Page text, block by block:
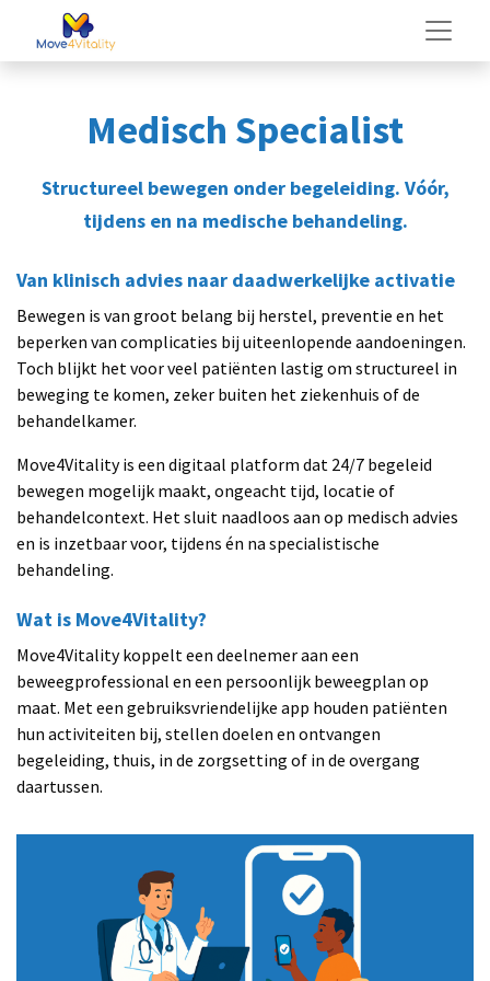
Medisch Specialist
Structureel bewegen onder begeleiding. Vóór,
tijdens en na medische behandeling.
Van klinisch advies naar daadwerkelijke activatie
Bewegen is van groot belang bij herstel, preventie en het
beperken van complicaties bij uiteenlopende aandoeningen.
Toch blijkt het voor veel patiënten lastig om structureel in
beweging te komen, zeker buiten het ziekenhuis of de
behandelkamer.
Move4Vitality is een digitaal platform dat 24/7 begeleid
bewegen mogelijk maakt, ongeacht tijd, locatie of
behandelcontext. Het sluit naadloos aan op medisch advies
en is inzetbaar voor, tijdens én na specialistische
behandeling.
Wat is Move4Vitality?
Move4Vitality koppelt een deelnemer aan een
beweegprofessional en een persoonlijk beweegplan op
maat. Met een gebruiksvriendelijke app houden patiënten
hun activiteiten bij, stellen doelen en ontvangen
begeleiding, thuis, in de zorgsetting of in de overgang
daartussen.